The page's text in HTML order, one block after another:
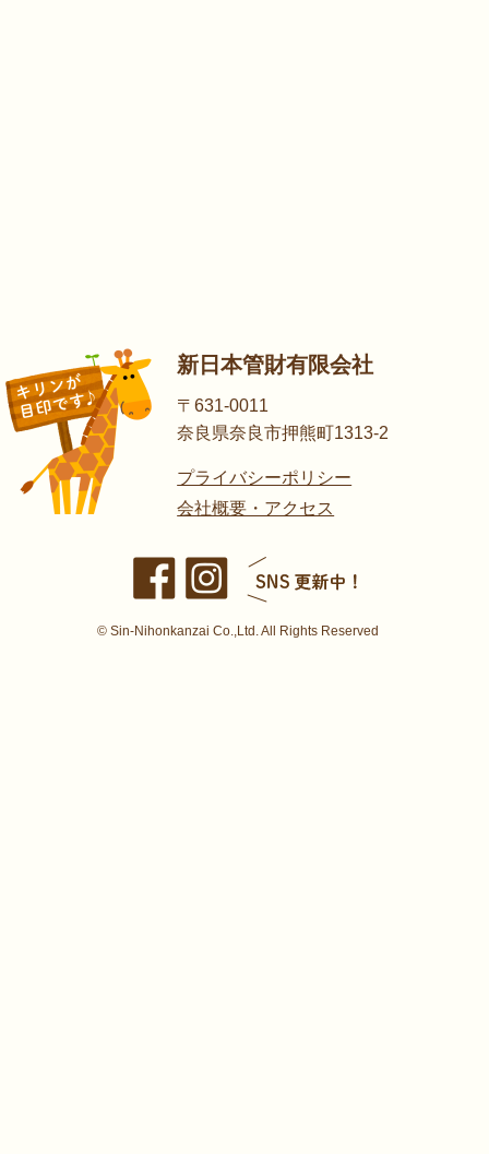
新日本管財有限会社
〒631-0011
奈良県奈良市押熊町1313-2
プライバシーポリシー
会社概要・アクセス
© Sin-Nihonkanzai Co.,Ltd. All Rights Reserved